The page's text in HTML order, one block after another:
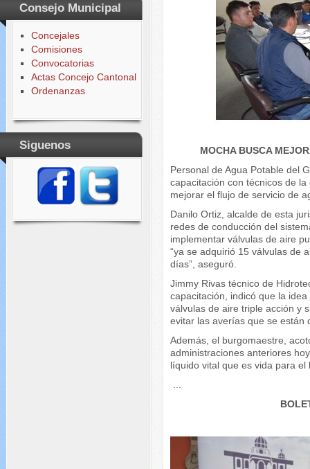
Consejo Municipal
Concejales
Comisiones
Convocatorias
Actas Concejo Cantonal
Ordenanzas
Siguenos
MOCHA BUSCA
Personal de Agua Potable del
capacitación con técnicos de
mejorar el flujo de servicio de
Danilo Ortiz, alcalde de esta
redes de conducción del
implementar válvulas de aire
“ya se adquirió 15 válvulas de
días”, aseguró.
Jimmy Rivas técnico de
capacitación, indicó que la
válvulas de aire triple acción y
evitar las averías que se están
Además, el burgomaestre,
administraciones anteriores
líquido vital que es vida para el